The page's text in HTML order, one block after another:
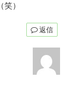
）
返信